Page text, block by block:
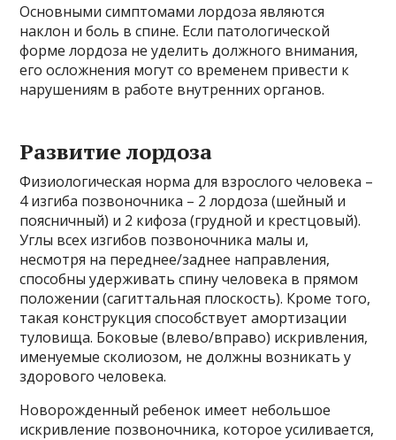
Основными симптомами лордоза являются
наклон и боль в спине. Если патологической
форме лордоза не уделить должного внимания,
его осложнения могут со временем привести к
нарушениям в работе внутренних органов.
Развитие лордоза
Физиологическая норма для взрослого человека –
4 изгиба позвоночника – 2 лордоза (шейный и
поясничный) и 2 кифоза (грудной и крестцовый).
Углы всех изгибов позвоночника малы и,
несмотря на переднее/заднее направления,
способны удерживать спину человека в прямом
положении (сагиттальная плоскость). Кроме того,
такая конструкция способствует амортизации
туловища. Боковые (влево/вправо) искривления,
именуемые сколиозом, не должны возникать у
здорового человека.
Новорожденный ребенок имеет небольшое
искривление позвоночника, которое усиливается,